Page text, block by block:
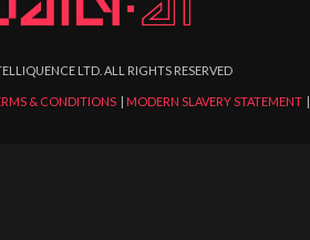
LTD. ALL RIGHTS RESERVED
& CONDITIONS| MODERN SLAVERY STATEMENT|